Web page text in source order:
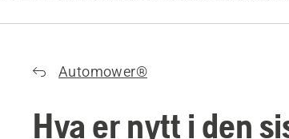
Automower®
Hva er nytt i den